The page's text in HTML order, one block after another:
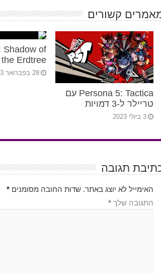
קשורים
Persona 5: Tactica עם
טריילר ל-3 דמויות
3 ביולי 2023
Shadow of
the Erdtree הוכרז
28 בפברואר 2023
תגובה
האימייל לא יוצג באתר. שדות החובה מסומנים*
התגובה שלך*